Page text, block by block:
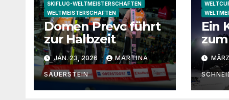
SKIFLUG-WELTMEISTERSCHAFTEN
WELTMEISTERSCHAFTEN
Domen Prevc führt
zur Halbzeit
JAN. 23, 2026 MARTINA
SAUERSTEIN
Ein
von